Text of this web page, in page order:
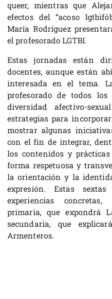
queer, mientras que
efectos del “acoso
María Rodríguez
el profesorado LGTBI.
Estas jornadas están
docentes, aunque están
interesada en el tema.
profesorado de todos
diversidad afectivo-
estrategias para
mostrar algunas
con el fin de integrar,
los contenidos y
forma respetuosa y
la orientación y la
expresión. Estas
experiencias
primaria, que expondrá
secundaria, que
Armenteros.